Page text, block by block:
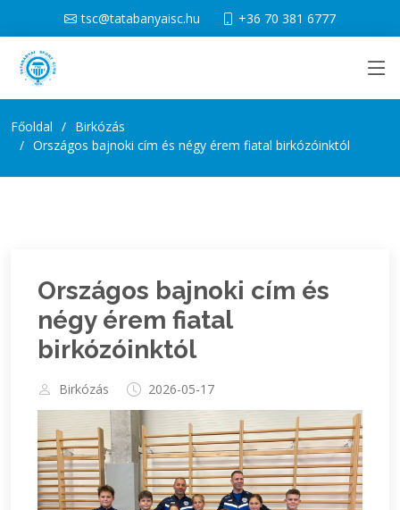
tsc@tatabanyaisc.hu +36 70 381 6777
Főoldal
Birkózás
Országos bajnoki cím és négy érem fiatal birkózóinktól
Országos bajnoki cím és
négy érem fiatal
birkózóinktól
Birkózás 2026-05-17